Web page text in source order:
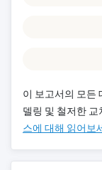
이 보고서의 모든
델링 및 철저한
스에 대해 읽어보